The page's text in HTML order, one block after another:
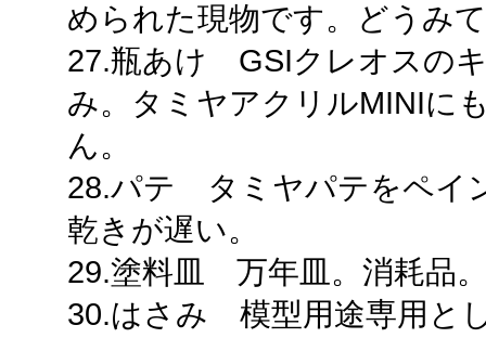
められた現物です。どうみ
27.瓶あけ GSIクレオスの
み。タミヤアクリルMINIに
ん。
28.パテ タミヤパテをペイ
乾きが遅い。
29.塗料皿 万年皿。消耗品
30.はさみ 模型用途専用と